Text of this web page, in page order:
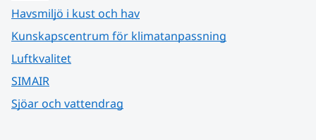
Havsmiljö i kust och hav
Kunskapscentrum för klimatanpassning
Luftkvalitet
SIMAIR
Sjöar och vattendrag